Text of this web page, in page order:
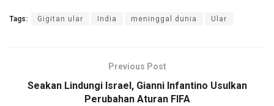
Tags: Gigitan ular India meninggal dunia Ular
Previous Post
Seakan Lindungi Israel, Gianni Infantino Usulkan
Perubahan Aturan FIFA